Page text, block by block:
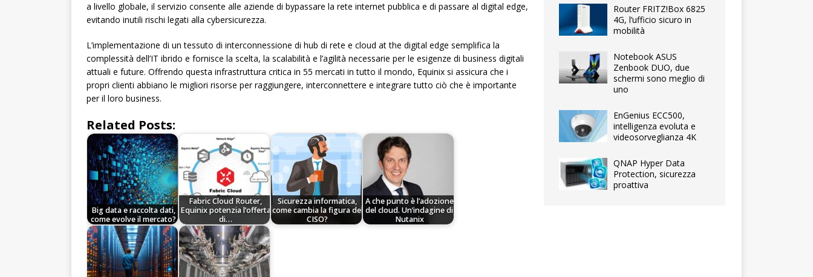
a livello globale, il servizio consente alle aziende di bypassare la rete internet pubblica e di passare al digital edge,
evitando inutili rischi legati alla cybersicurezza.
L’implementazione di un tessuto di interconnessione di hub di rete e cloud at the digital edge semplifica la
complessità dell’IT ibrido e fornisce la scelta, la scalabilità e l’agilità necessarie per le esigenze di business digitali
attuali e future. Offrendo questa infrastruttura critica in 55 mercati in tutto il mondo, Equinix si assicura che i
propri clienti abbiano le migliori risorse per raggiungere, interconnettere e integrare tutto ciò che è importante
per il loro business.
Related Posts:
Big data e raccolta dati,
come evolve il mercato?
Fabric Cloud Router,
Equinix potenzia l’offerta
di…
Sicurezza informatica,
come cambia la figura del
CISO?
A che punto è l’adozione
del cloud. Un’indagine di
Nutanix
Router FRITZ!Box 6825
4G, l’ufficio sicuro in
mobilità
Notebook ASUS
Zenbook DUO, due
schermi sono meglio di
uno
EnGenius ECC500,
intelligenza evoluta e
videosorveglianza 4K
QNAP Hyper Data
Protection, sicurezza
proattiva